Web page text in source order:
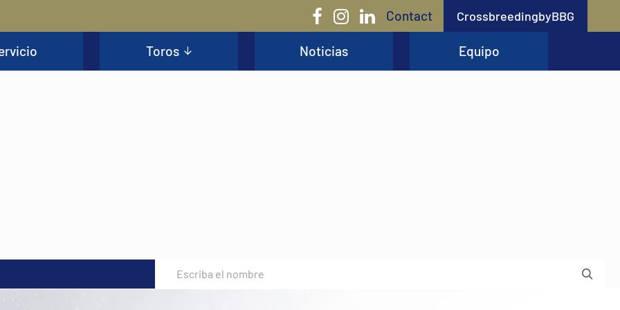
Contact CrossbreedingbyBBG
Toros Noticias Equipo